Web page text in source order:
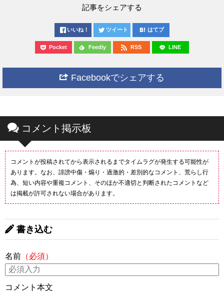
記事をシェアする
いいね！ ツイート はてブ
Pocket Feedly RSS LINE
Facebookでシェアする
コメント掲示板
コメントが投稿されてから表示されるまでタイムラグが発生する可能性が
あります。なお、誹謗中傷・煽り・過激的・差別的なコメント、荒らし行
為、短い内容や重複コメント、そのほか不適切と判断されたコメントなど
は掲載が許可されない場合があります。
書き込む
名前 （必須）
コメント本文